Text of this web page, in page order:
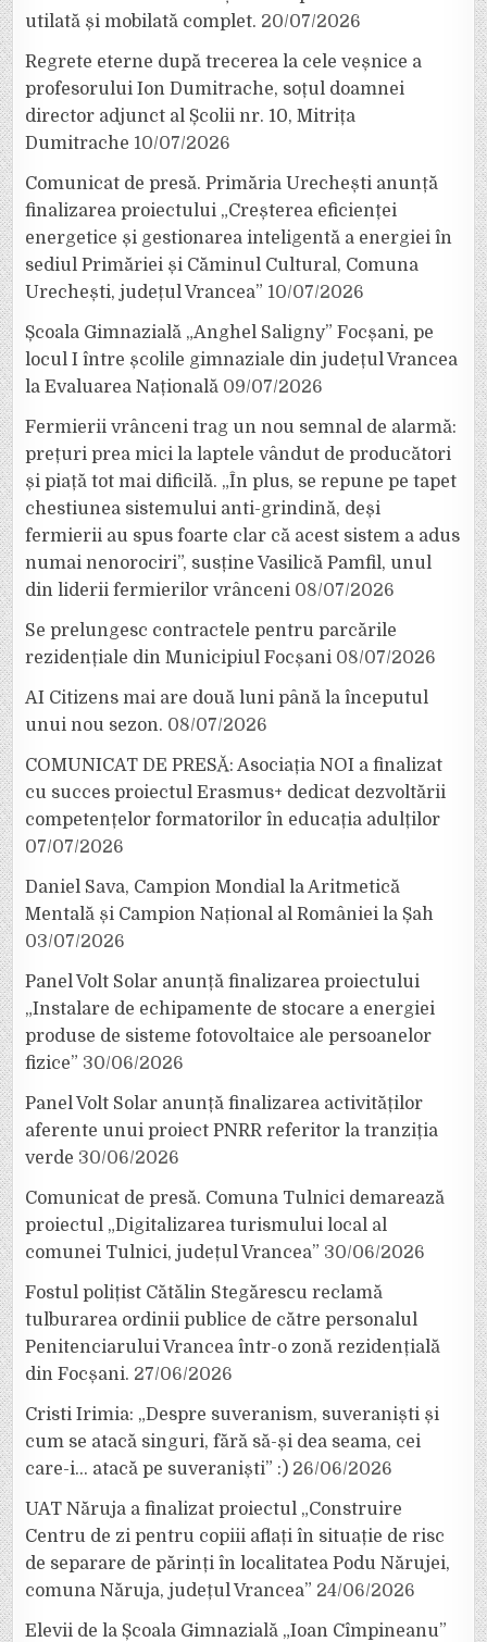
utilată și mobilată complet. 20/07/2026
Regrete eterne după trecerea la cele veșnice a
profesorului Ion Dumitrache, soțul doamnei
director adjunct al Școlii nr. 10, Mitrița
Dumitrache 10/07/2026
Comunicat de presă. Primăria Urechești anunță
finalizarea proiectului „Creșterea eficienței
energetice și gestionarea inteligentă a energiei în
sediul Primăriei și Căminul Cultural, Comuna
Urechești, județul Vrancea” 10/07/2026
Școala Gimnazială „Anghel Saligny” Focșani, pe
locul I între școlile gimnaziale din județul Vrancea
la Evaluarea Națională 09/07/2026
Fermierii vrânceni trag un nou semnal de alarmă:
prețuri prea mici la laptele vândut de producători
și piață tot mai dificilă. „În plus, se repune pe tapet
chestiunea sistemului anti-grindină, deși
fermierii au spus foarte clar că acest sistem a adus
numai nenorociri”, susține Vasilică Pamfil, unul
din liderii fermierilor vrânceni 08/07/2026
Se prelungesc contractele pentru parcările
rezidențiale din Municipiul Focșani 08/07/2026
AI Citizens mai are două luni până la începutul
unui nou sezon. 08/07/2026
COMUNICAT DE PRESĂ: Asociația NOI a finalizat
cu succes proiectul Erasmus+ dedicat dezvoltării
competențelor formatorilor în educația adulților
07/07/2026
Daniel Sava, Campion Mondial la Aritmetică
Mentală și Campion Național al României la Șah
03/07/2026
Panel Volt Solar anunță finalizarea proiectului
„Instalare de echipamente de stocare a energiei
produse de sisteme fotovoltaice ale persoanelor
fizice” 30/06/2026
Panel Volt Solar anunță finalizarea activităților
aferente unui proiect PNRR referitor la tranziția
verde 30/06/2026
Comunicat de presă. Comuna Tulnici demarează
proiectul „Digitalizarea turismului local al
comunei Tulnici, județul Vrancea” 30/06/2026
Fostul polițist Cătălin Stegărescu reclamă
tulburarea ordinii publice de către personalul
Penitenciarului Vrancea într-o zonă rezidențială
din Focșani. 27/06/2026
Cristi Irimia: „Despre suveranism, suveraniști și
cum se atacă singuri, fără să-și dea seama, cei
care-i… atacă pe suveraniști” :) 26/06/2026
UAT Năruja a finalizat proiectul „Construire
Centru de zi pentru copiii aflați în situație de risc
de separare de părinți în localitatea Podu Nărujei,
comuna Năruja, județul Vrancea” 24/06/2026
Elevii de la Școala Gimnazială „Ioan Cîmpineanu”